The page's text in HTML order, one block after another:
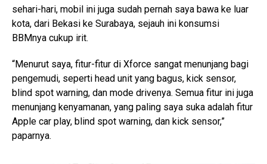
sehari-hari, mobil ini juga sudah pernah saya bawa ke luar
kota, dari Bekasi ke Surabaya, sejauh ini konsumsi
BBMnya cukup irit.
“Menurut saya, fitur-fitur di Xforce sangat menunjang bagi
pengemudi, seperti head unit yang bagus, kick sensor,
blind spot warning, dan mode drivenya. Semua fitur ini juga
menunjang kenyamanan, yang paling saya suka adalah fitur
Apple car play, blind spot warning, dan kick sensor,”
paparnya.